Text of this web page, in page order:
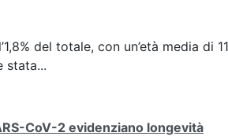
del totale, con un’età media di
stata...
CoV-2 evidenziano longevità